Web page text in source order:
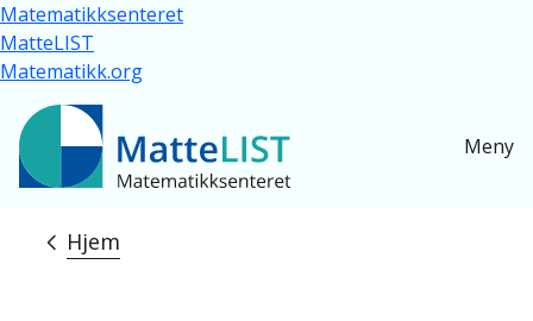
Hopp til hovedinnhold
Matematikksenteret
MatteLIST
Matematikk.org
Meny
Navigasjonssti
Hjem